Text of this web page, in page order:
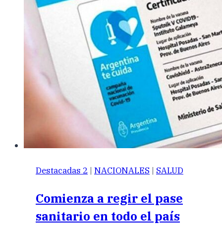
Destacadas 2 | NACIONALES | SALUD
Comienza a regir el pase
sanitario en todo el país